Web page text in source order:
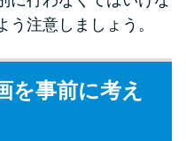
注意しましょう。
を事前に考え